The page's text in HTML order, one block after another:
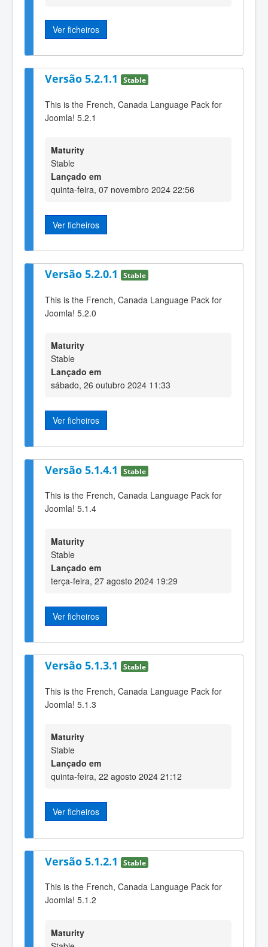
Ver ficheiros
Versão 5.2.1.1 Stable
This is the French, Canada Language Pack for
Joomla! 5.2.1
Maturity
Stable
Lançado em
quinta-feira, 07 novembro 2024 22:56
Ver ficheiros
Versão 5.2.0.1 Stable
This is the French, Canada Language Pack for
Joomla! 5.2.0
Maturity
Stable
Lançado em
sábado, 26 outubro 2024 11:33
Ver ficheiros
Versão 5.1.4.1 Stable
This is the French, Canada Language Pack for
Joomla! 5.1.4
Maturity
Stable
Lançado em
terça-feira, 27 agosto 2024 19:29
Ver ficheiros
Versão 5.1.3.1 Stable
This is the French, Canada Language Pack for
Joomla! 5.1.3
Maturity
Stable
Lançado em
quinta-feira, 22 agosto 2024 21:12
Ver ficheiros
Versão 5.1.2.1 Stable
This is the French, Canada Language Pack for
Joomla! 5.1.2
Maturity